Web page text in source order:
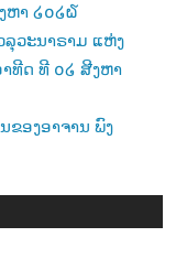
ຫາ ໒໐໒໖
ລຸວະນາຣາມ ແຫ່ງ
ທີດ ທີ ໐໒ ສີງຫາ
ຂອງອາຈານ ພົງ